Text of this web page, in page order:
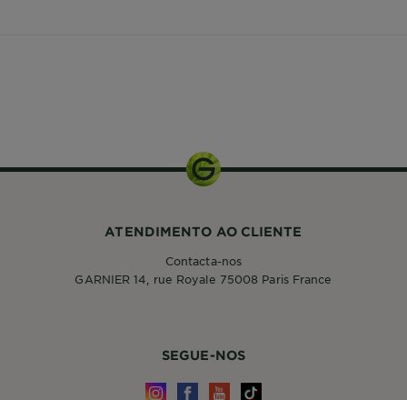
SEGUE-NOS
ATENDIMENTO AO CLIENTE
Contacta-nos
GARNIER 14, rue Royale 75008 Paris France